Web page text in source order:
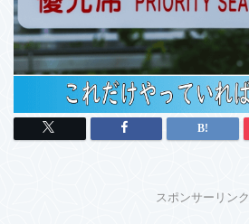
スポンサーリンク